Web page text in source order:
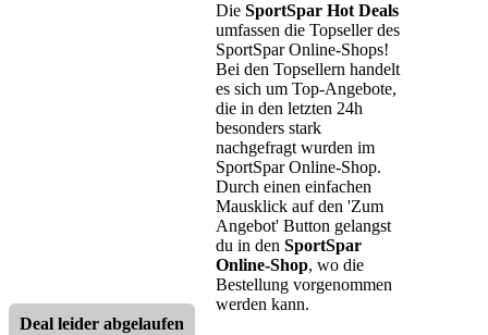
Die SportSpar Hot Deals
umfassen die Topseller des
SportSpar Online-Shops!
Bei den Topsellern handelt
es sich um Top-Angebote,
die in den letzten 24h
besonders stark
nachgefragt wurden im
SportSpar Online-Shop.
Durch einen einfachen
Mausklick auf den 'Zum
Angebot' Button gelangst
du in den SportSpar
Online-Shop, wo die
Bestellung vorgenommen
werden kann.
Deal leider abgelaufen